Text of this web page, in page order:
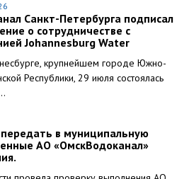
Санкт-Петербурга подписал
о сотрудничестве с
Johannesburg Water
крупнейшем городе Южно-
Республики, 29 июля состоялась
в муниципальную
АО «ОмскВодоканал»